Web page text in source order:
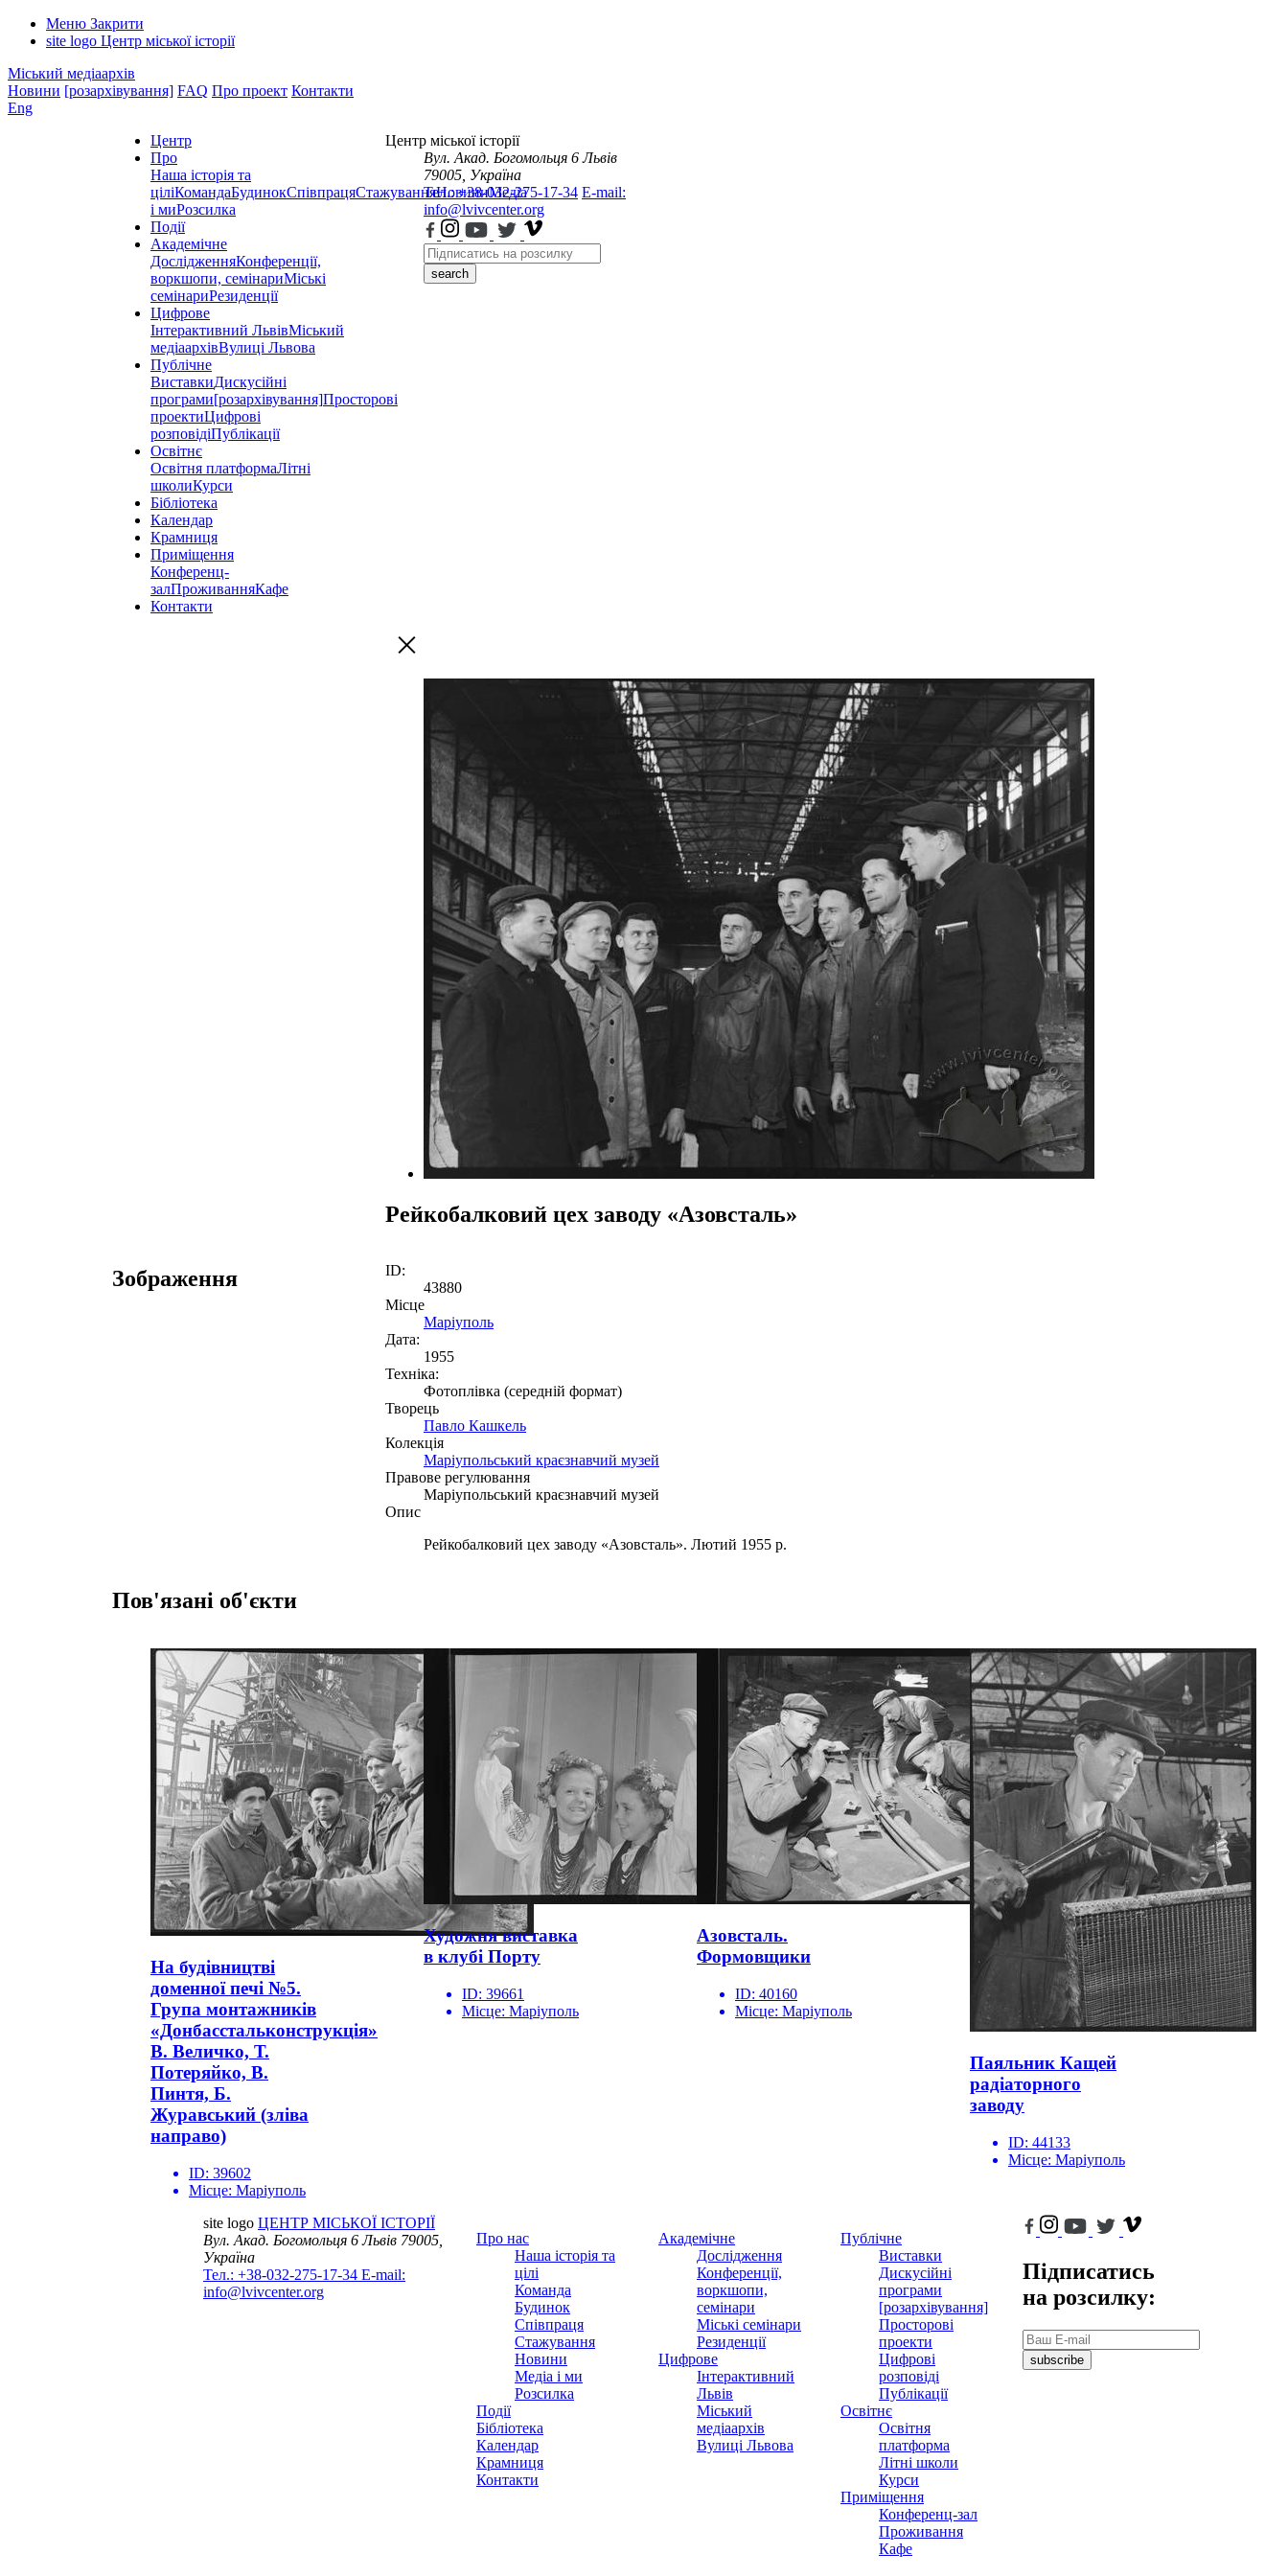
Меню Закрити
site logo Центр міської історії
Міський медіаархів
Новини [розархівування] FAQ Про проект Контакти
Eng
Центр
Про
Наша історія та
ціліКомандаБудинокСпівпрацяСтажуванняНовиниМедіа
і миРозсилка
Події
Академічне
ДослідженняКонференції,
воркшопи, семінариМіські
семінариРезиденції
Цифрове
Інтерактивний ЛьвівМіський
медіаархівВулиці Львова
Публічне
ВиставкиДискусійні
програми[розархівування]Просторові
проектиЦифрові
розповідіПублікації
Освітнє
Освітня платформаЛітні
школиКурси
Бібліотека
Календар
Крамниця
Приміщення
Конференц-
залПроживанняКафе
Контакти
Центр міської історії
Вул. Акад. Богомольця 6 Львів
79005, Україна
Тел.: +38-032-275-17-34 E-mail:
info@lvivcenter.org
search
Рейкобалковий цех заводу «Азовсталь»
Зображення
ID:
43880
Місце
Маріуполь
Дата:
1955
Техніка:
Фотоплівка (середній формат)
Творець
Павло Кашкель
Колекція
Маріупольський краєзнавчий музей
Правове регулювання
Маріупольський краєзнавчий музей
Опис
Рейкобалковий цех заводу «Азовсталь». Лютий 1955 р.
Пов'язані об'єкти
На будівництві
доменної печі №5.
Група монтажників
«Донбасстальконструкція»
В. Величко, Т.
Потеряйко, В.
Пинтя, Б.
Журавський (зліва
направо)
ID: 39602
Місце: Маріуполь
Художня виставка
в клубі Порту
ID: 39661
Місце: Маріуполь
Азовсталь.
Формовщики
ID: 40160
Місце: Маріуполь
Паяльник Кащей
радіаторного
заводу
ID: 44133
Місце: Маріуполь
site logo ЦЕНТР МІСЬКОЇ ІСТОРІЇ
Вул. Акад. Богомольця 6Львів 79005,
Україна
Тел.: +38-032-275-17-34 E-mail:
info@lvivcenter.org
Про нас
Наша історія та
цілі
Команда
Будинок
Співпраця
Стажування
Новини
Медіа і ми
Розсилка
Події
Бібліотека
Календар
Крамниця
Контакти
Академічне
Дослідження
Конференції,
воркшопи,
семінари
Міські семінари
Резиденції
Цифрове
Інтерактивний
Львів
Міський
медіаархів
Вулиці Львова
Публічне
Виставки
Дискусійні
програми
[розархівування]
Просторові
проекти
Цифрові
розповіді
Публікації
Освітнє
Освітня
платформа
Літні школи
Курси
Приміщення
Конференц-зал
Проживання
Кафе
Підписатись
на розсилку:
subscribe